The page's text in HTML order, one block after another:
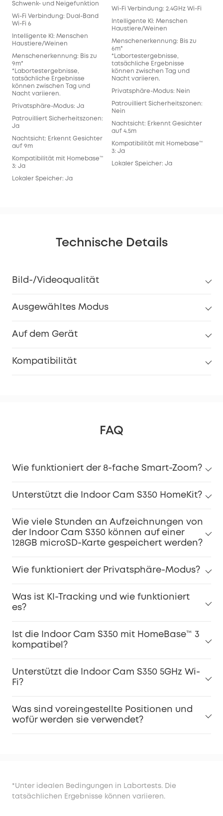
Schwenk- und Neigefunktion
Wi-Fi Verbindung: Dual-Band
Wi-Fi 6
Intelligente KI: Menschen
Haustiere/Weinen
Menschenerkennung: Bis zu
9m*
*Labortestergebnisse,
tatsächliche Ergebnisse
können zwischen Tag und
Nacht variieren.
Privatsphäre-Modus: Ja
Patrouilliert Sicherheitszonen:
Ja
Nachtsicht: Erkennt Gesichter
auf 9m
Kompatibilität mit Homebase™
3: Ja
Lokaler Speicher: Ja
Wi-Fi Verbindung: 2.4GHz Wi-Fi
Intelligente KI: Menschen
Haustiere/Weinen
Menschenerkennung: Bis zu
6m*
*Labortestergebnisse,
tatsächliche Ergebnisse
können zwischen Tag und
Nacht variieren.
Privatsphäre-Modus: Nein
Patrouilliert Sicherheitszonen:
Nein
Nachtsicht: Erkennt Gesichter
auf 4.5m
Kompatibilität mit Homebase™
3: Ja
Lokaler Speicher: Ja
Technische Details
Bild-/Videoqualität
Ausgewähltes Modus
Auf dem Gerät
Kompatibilität
FAQ
Wie funktioniert der 8-fache Smart-Zoom?
Unterstützt die Indoor Cam S350 HomeKit?
Wie viele Stunden an Aufzeichnungen von
der Indoor Cam S350 können auf einer
128GB microSD-Karte gespeichert werden?
Wie funktioniert der Privatsphäre-Modus?
Was ist KI-Tracking und wie funktioniert
es?
Ist die Indoor Cam S350 mit HomeBase™ 3
kompatibel?
Unterstützt die Indoor Cam S350 5GHz Wi-
Fi?
Was sind voreingestellte Positionen und
wofür werden sie verwendet?
*Unter idealen Bedingungen in Labortests. Die
tatsächlichen Ergebnisse können variieren.